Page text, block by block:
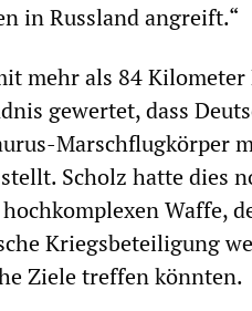
in Russland angreift.“
mehr als 84
gewertet, dass
Marschflugkörper
Scholz hatte dies
Waffe,
Kriegsbeteiligung
Ziele treffen könnten.